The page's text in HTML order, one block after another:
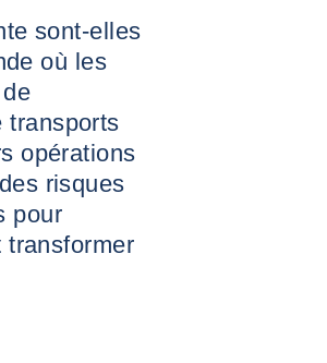
sont-elles
où les
transports
opérations
risques
pour
transformer